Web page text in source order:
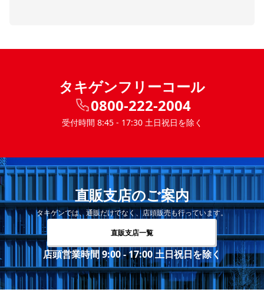
タキゲンフリーコール
0800-222-2004
受付時間 8:45 - 17:30 土日祝日を除く
直販支店のご案内
タキゲンでは、通販だけでなく、店頭販売も行っています。
直販支店一覧
店頭営業時間 9:00 - 17:00 土日祝日を除く